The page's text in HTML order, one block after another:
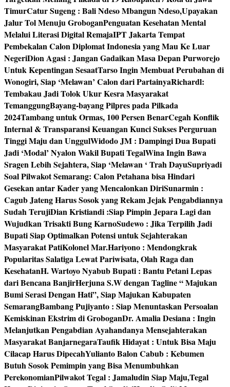
TimurCatur Sugeng : Bali Ndeso Mbangun Ndeso,Upayakan
Jalur Tol Menuju GroboganPenguatan Kesehatan Mental
Melalui Literasi Digital RemajaIPT Jakarta Tempat
Pembekalan Calon Diplomat Indonesia yang Mau Ke Luar
NegeriDion Agasi : Jangan Gadaikan Masa Depan Purworejo
Untuk Kepentingan SesaatTarso Ingin Membuat Perubahan di
Wonogiri, Siap ‘Melawan’ Calon dari PartainyaRichardl:
Tembakau Jadi Tolok Ukur Kesra Masyarakat
TemanggungBayang-bayang Pilpres pada Pilkada
2024Tambang untuk Ormas, 100 Persen BenarCegah Konflik
Internal & Transparansi Keuangan Kunci Sukses Perguruan
Tinggi Maju dan UnggulWidodo JM : Dampingi Dua Bupati
Jadi ‘Modal’ Nyalon Wakil Bupati TegalWina Ingin Bawa
Sragen Lebih Sejahtera, Siap ‘Melawan ‘ Trah DayuSupriyadi
Soal Pilwakot Semarang: Calon Petahana bisa Hindari
Gesekan antar Kader yang Mencalonkan DiriSunarmin :
Cagub Jateng Harus Sosok yang Rekam Jejak Pengabdiannya
Sudah TerujiDian Kristiandi :Siap Pimpin Jepara Lagi dan
Wujudkan Trisakti Bung KarnoSudewo : Jika Terpilih Jadi
Bupati Siap Optimalkan Potensi untuk Sejahterakan
Masyarakat PatiKolonel Mar.Hariyono : Mendongkrak
Popularitas Salatiga Lewat Pariwisata, Olah Raga dan
KesehatanH. Wartoyo Nyabub Bupati : Bantu Petani Lepas
dari Bencana BanjirHerjuna S.W dengan Tagline “ Majukan
Bumi Serasi Dengan Hati”, Siap Majukan Kabupaten
SemarangBambang Pujiyanto : Siap Menuntaskan Persoalan
Kemiskinan Ekstrim di GroboganDr. Amalia Desiana : Ingin
Melanjutkan Pengabdian Ayahandanya Mensejahterakan
Masyarakat BanjarnegaraTaufik Hidayat : Untuk Bisa Maju
Cilacap Harus DipecahYulianto Balon Cabub : Kebumen
Butuh Sosok Pemimpin yang Bisa Menumbuhkan
PerekonomianPilwakot Tegal : Jamaludin Siap Maju,Tegal